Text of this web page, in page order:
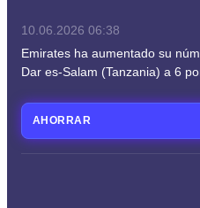
10.06.2026 06:38
Emirates ha aumentado su
Dar es-Salam (Tanzania) a 6
AHORRAR